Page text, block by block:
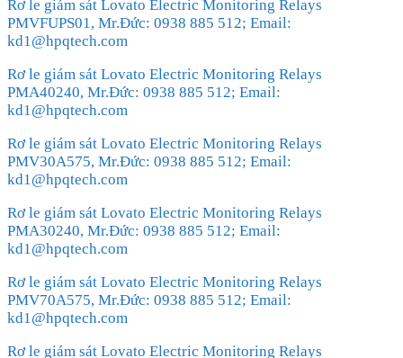
Rơ le giám sát Lovato Electric Monitoring Relays
PMVFUPS01, Mr.Đức: 0938 885 512; Email:
kd1@hpqtech.com
Rơ le giám sát Lovato Electric Monitoring Relays
PMA40240, Mr.Đức: 0938 885 512; Email:
kd1@hpqtech.com
Rơ le giám sát Lovato Electric Monitoring Relays
PMV30A575, Mr.Đức: 0938 885 512; Email:
kd1@hpqtech.com
Rơ le giám sát Lovato Electric Monitoring Relays
PMA30240, Mr.Đức: 0938 885 512; Email:
kd1@hpqtech.com
Rơ le giám sát Lovato Electric Monitoring Relays
PMV70A575, Mr.Đức: 0938 885 512; Email:
kd1@hpqtech.com
Rơ le giám sát Lovato Electric Monitoring Relays